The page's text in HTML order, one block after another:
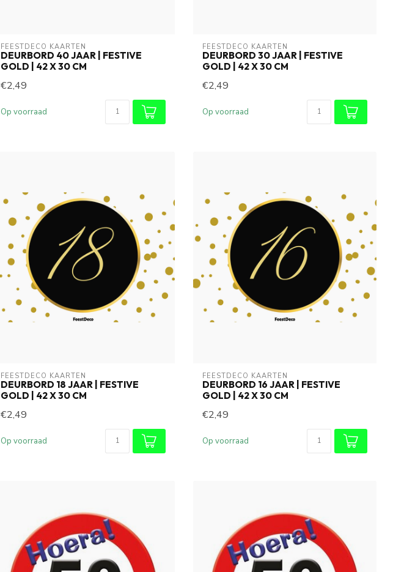
FEESTDECO KAARTEN
DEURBORD 40 JAAR | FESTIVE
GOLD | 42 X 30 CM
€2,49
Op voorraad
FEESTDECO KAARTEN
DEURBORD 30 JAAR | FESTIVE
GOLD | 42 X 30 CM
€2,49
Op voorraad
FEESTDECO KAARTEN
DEURBORD 18 JAAR | FESTIVE
GOLD | 42 X 30 CM
€2,49
Op voorraad
FEESTDECO KAARTEN
DEURBORD 16 JAAR | FESTIVE
GOLD | 42 X 30 CM
€2,49
Op voorraad